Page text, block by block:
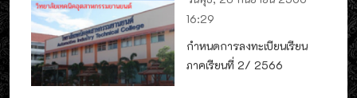
16:29
กำหนดการลงทะเบียนเรียน
ภาคเรียนที่ 2/ 2566